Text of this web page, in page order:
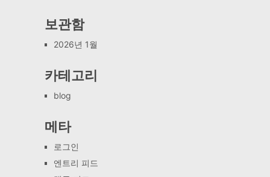
보관함
2026년 1월
카테고리
blog
메타
로그인
엔트리 피드